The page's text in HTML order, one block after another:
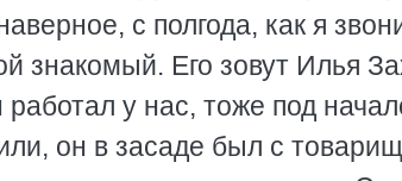
с полгода, как я
знакомый. Его зовут Илья
у нас, тоже под
он в засаде был с